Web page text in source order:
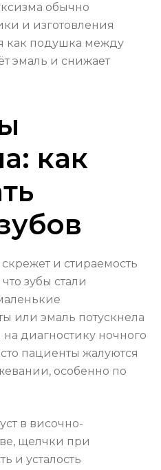
обычно
и изготовления
как подушка между
эмаль и снижает
как
и стираемость
зубы стали
или эмаль потускнела
диагностику ночного
пациенты жалуются
особенно по
в височно-
щелчки при
и усталость